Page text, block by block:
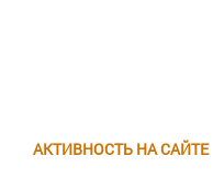
АКТИВНОСТЬ НА САЙТЕ